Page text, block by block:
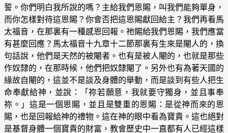
誓。你們明白我所說的嗎？主給我們恩賜，叫我們能夠單身，
而你怎樣對待這恩賜？你會否把這恩賜獻回給主？我們再看馬
太福音，在那裏有一種感恩回報。祂賜給我們恩賜，我們應當
有甚麼回應？馬太福音十九章十二節那裏有生來是閹人的，換
句話說，他們是天然的被閹者。也有是被人閹的，也就是那些
作奴隸的，在那時候，他們把奴隸閹了。另外也有為著天國的
緣故自閹的，這並不是談及身體的舉動，而是談到有些人把生
命奉獻給神，並說：「祢若願意，我就要守獨身，並且事奉
祢。」這是一個恩賜，並且是雙重的恩賜：是從神而來的恩
賜，也是回報給神的禮物。這在神的眼中看為寶貴。這也絕對
是基督身體一個寶貴的財富，教會歷史中一直都有人已經這樣